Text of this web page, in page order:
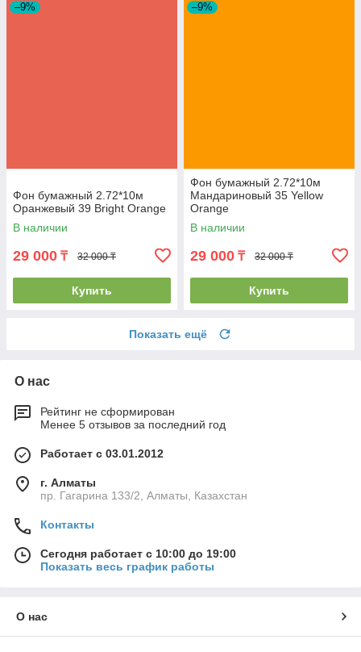
–9%
Фон бумажный 2.72*10м
Оранжевый 39 Bright Orange
В наличии
29 000 ₸ 32 000 ₸
Купить
–9%
Фон бумажный 2.72*10м
Мандариновый 35 Yellow
Orange
В наличии
29 000 ₸ 32 000 ₸
Купить
Показать ещё
О нас
Рейтинг не сформирован
Менее 5 отзывов за последний год
Работает с 03.01.2012
г. Алматы
пр. Гагарина 133/2, Алматы, Казахстан
Контакты
Сегодня работает с 10:00 до 19:00
Показать весь график работы
О нас